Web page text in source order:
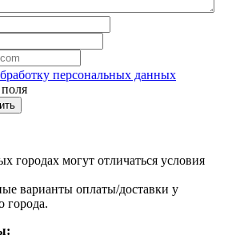
персональных данных
городах могут отличаться условия
варианты оплаты/доставки у
города.